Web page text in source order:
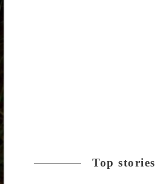
Top stories